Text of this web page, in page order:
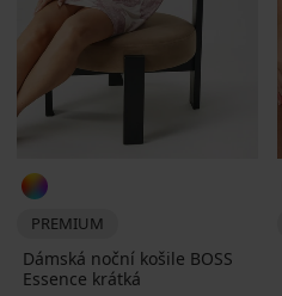
PREMIUM
Dámská noční košile BOSS
Essence krátká